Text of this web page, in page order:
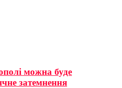
можна буде
затемнення